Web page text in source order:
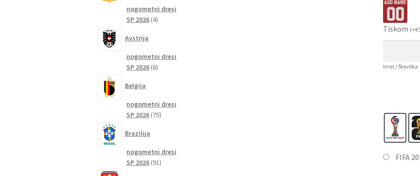
Tiskom (+€
Imei / Številka
FIFA
nogometni dresi
SP 2026 44
Avstrija
nogometni dresi
SP 2026 66
Belgija
nogometni dresi
SP 2026 7575
Brazilija
nogometni dresi
SP 2026 9191